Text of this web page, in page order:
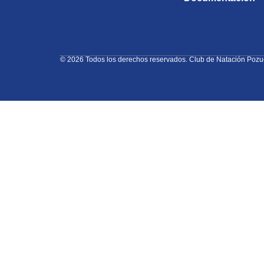
© 2026 Todos los derechos reservados. Club de Natación